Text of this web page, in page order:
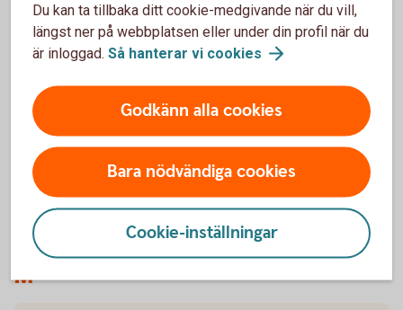
Likaviktat index
M
Du kan ta tillbaka ditt cookie-medgivande när du vill,
längst ner på webbplatsen eller under din profil när du
är inloggad. Så hanterar vi cookies
Godkänn alla cookies
Bara nödvändiga cookies
Cookie-inställningar